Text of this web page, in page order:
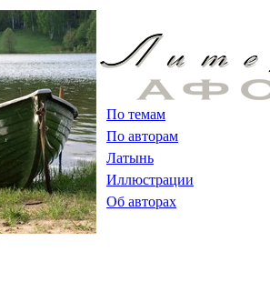
По темам
По авторам
Латынь
Иллюстрации
Об авторах